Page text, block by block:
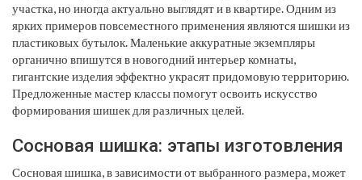
участка, но иногда актуально выглядят и в квартире. Одним из
ярких примеров повсеместного применения являются шишки из
пластиковых бутылок. Маленькие аккуратные экземпляры
органично впишутся в новогодний интерьер комнаты,
гигантские изделия эффектно украсят придомовую территорию.
Предложенные мастер классы помогут освоить искусство
формирования шишек для различных целей.
Сосновая шишка: этапы изготовления
Сосновая шишка, в зависимости от выбранного размера, может